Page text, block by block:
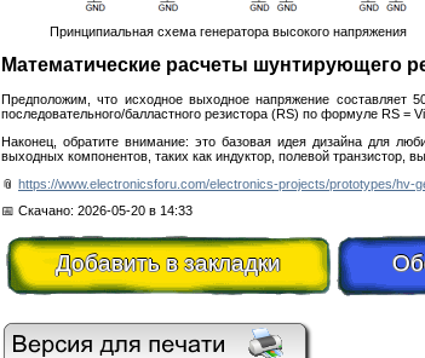
Принципиальная схема генератора высокого напряжения
Математические расчеты шунтирующего
Предположим, что исходное выходное напряжение
последовательного/балластного резистора (RS) по формуле RS =
Наконец, обратите внимание: это базовая идея дизайна для
выходных компонентов, таких как индуктор, полевой транзистор,
📎 https://www.electronicsforu.com/electronics-projects/prototypes/hv-
📅 Скачано: 2026-05-20 в 14:33
Добавить в закладки